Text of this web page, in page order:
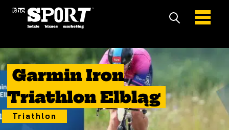
Garmin Iron
Triathlon Elbląg
Triathlon